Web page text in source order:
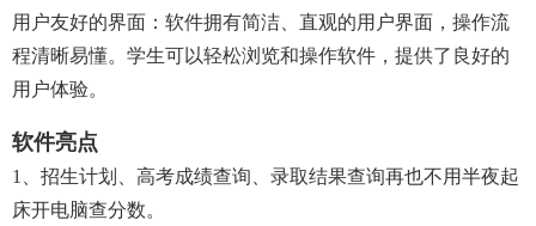
用户友好的界面：软件拥有简洁、直观的用户界面，操作流
程清晰易懂。学生可以轻松浏览和操作软件，提供了良好的
用户体验。
软件亮点
1、招生计划、高考成绩查询、录取结果查询再也不用半夜起
床开电脑查分数。